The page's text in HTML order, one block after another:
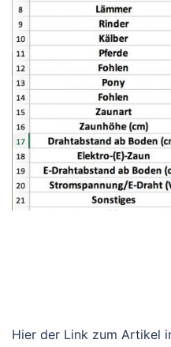
Hier der Link zum Artikel